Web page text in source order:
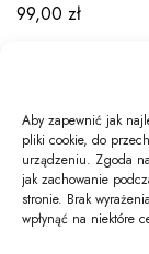
Aby zapewnić jak
pliki cookie, do
urządzeniu. Zgoda
jak zachowanie
stronie. Brak
wpłynąć na niektóre
99,00 zł
Newsletter
Informacje